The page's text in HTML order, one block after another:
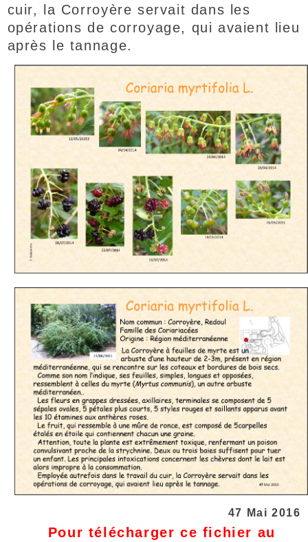
cuir, la Corroyère servait dans les
opérations de corroyage, qui avaient lieu
après le tannage.
47 Mai 2016
Pour télécharger ce fichier au